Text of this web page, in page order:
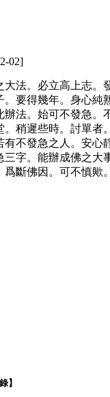
02]
大法。必立高上志。
。要得幾年。身心純
辦法。始可不發急。
。稍遲些時。討單者
有不發急之人。安心
三字。能辦成佛之大
爲斷佛因。可不慎歟
】